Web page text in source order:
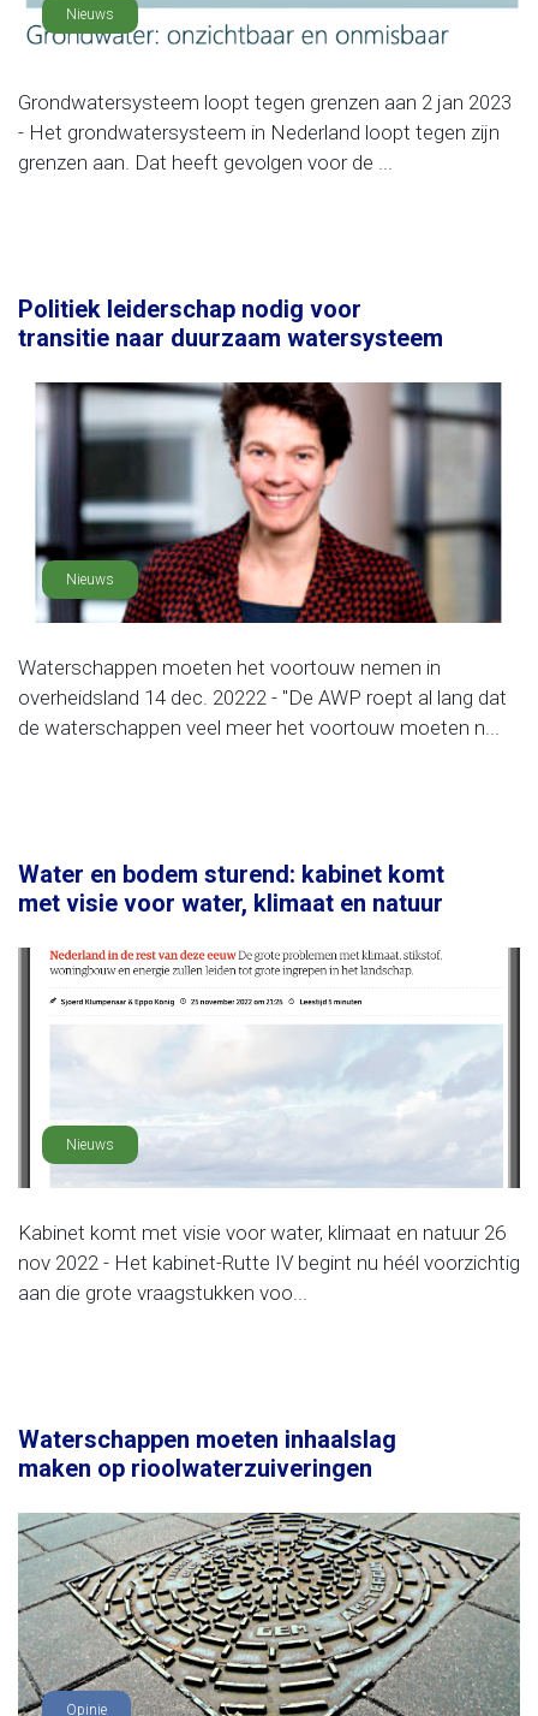
Nieuws
Grondwatersysteem loopt tegen grenzen aan 2 jan 2023
- Het grondwatersysteem in Nederland loopt tegen zijn
grenzen aan. Dat heeft gevolgen voor de ...
Politiek leiderschap nodig voor
transitie naar duurzaam watersysteem
Nieuws
Waterschappen moeten het voortouw nemen in
overheidsland 14 dec. 20222 - "De AWP roept al lang dat
de waterschappen veel meer het voortouw moeten n...
Water en bodem sturend: kabinet komt
met visie voor water, klimaat en natuur
Nieuws
Kabinet komt met visie voor water, klimaat en natuur 26
nov 2022 - Het kabinet-Rutte IV begint nu héél voorzichtig
aan die grote vraagstukken voo...
Waterschappen moeten inhaalslag
maken op rioolwaterzuiveringen
Opinie